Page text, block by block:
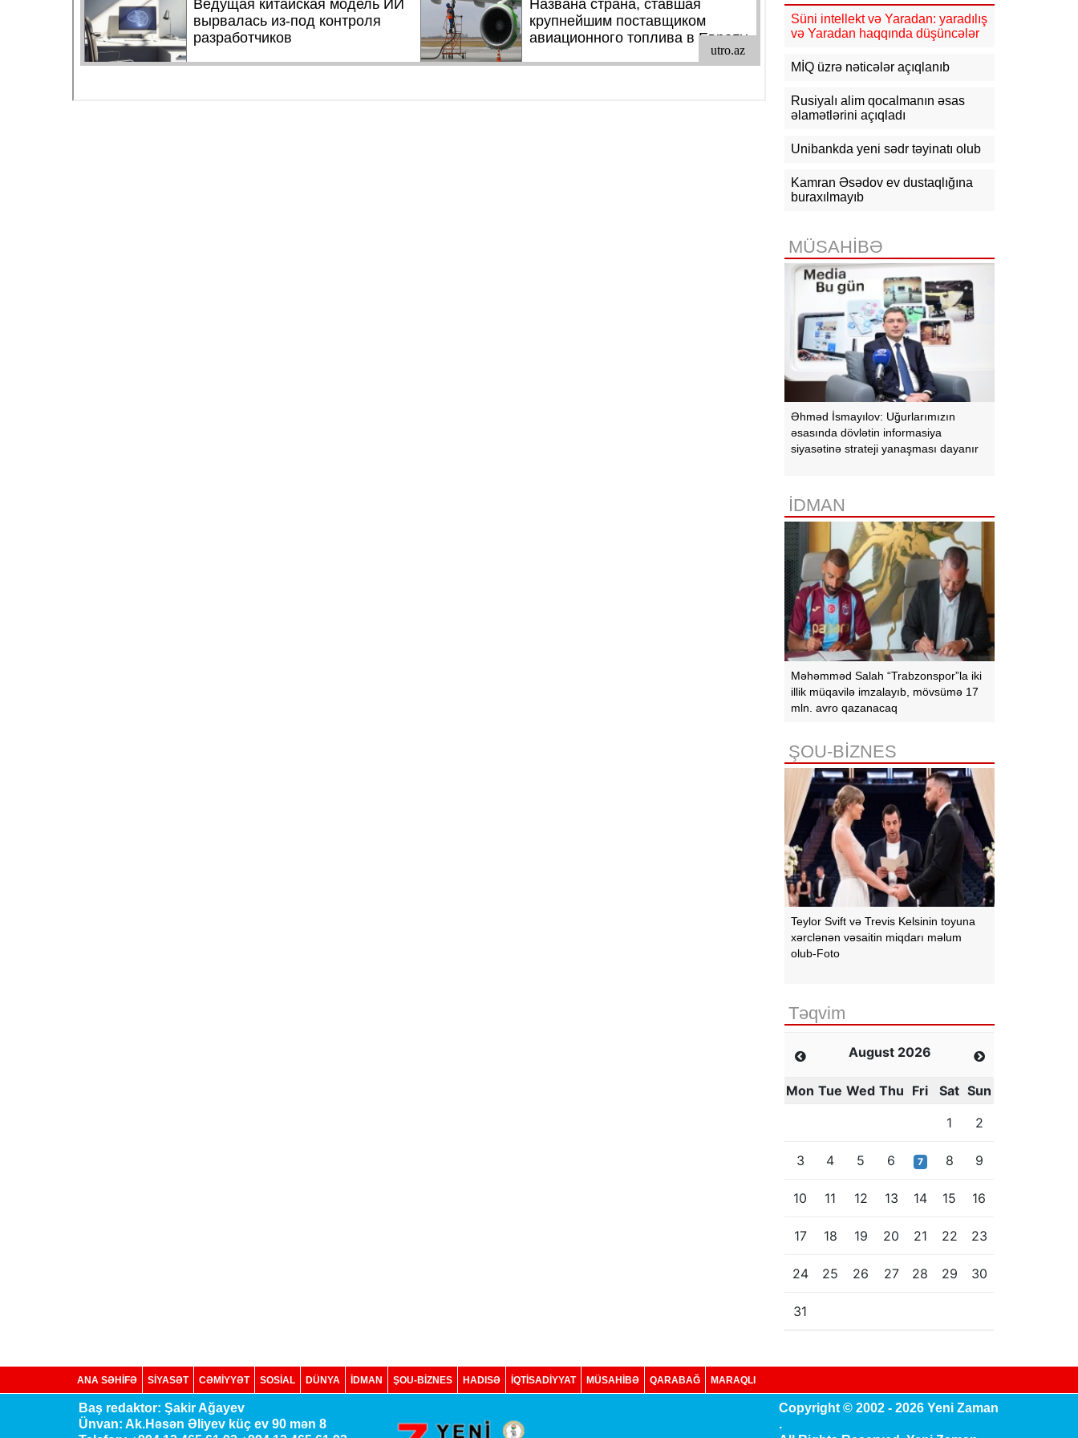
güclənəcək -XƏBƏRDARLIQ
16:10 Jurnalistika ixtisası üzrə
açıqlanıb
15:50 Ədliyyə naziri Lerik rayonunda
vətəndaşları qəbul edib
15:24
Bakının mərkəzində 3
obyektdə və evdə yanğın
zəhərlənib
14:50 Türkiyə, Səudiyyə Ərəbistanı
və Pakistan Məkkə Sazişini
imzalayıb: Üzvlərdən birinə hücum
hamısına hücum sayılacaq
Süni intellekt və Yaradan: yaradılış
və Yaradan haqqında düşüncələr
MİQ üzrə nəticələr açıqlanıb
Rusiyalı alim qocalmanın əsas
əlamətlərini açıqladı
Unibankda yeni sədr təyinatı olub
Kamran Əsədov ev dustaqlığına
buraxılmayıb
MÜSAHİBƏ
Əhməd İsmayılov: Uğurlarımızın
əsasında dövlətin informasiya
siyasətinə strateji yanaşması dayanır
İDMAN
Məhəmməd Salah “Trabzonspor”la iki
illik müqavilə imzalayıb, mövsümə 17
mln. avro qazanacaq
ŞOU-BİZNES
Teylor Svift və Trevis Kelsinin toyuna
xərclənən vəsaitin miqdarı məlum
olub-Foto
Təqvim
August 2026
Mon Tue Wed Thu Fri Sat Sun
1
2
3 4 5 6 7 8 9
10 11 12 13 14 15 16
17 18 19 20 21 22 23
24 25 26 27 28 29 30
31
ANA SƏHİFƏ SİYASƏT CƏMİYYƏT SOSIAL DÜNYA İDMAN ŞOU-BİZNES HADISƏ İQTISADIYYAT MÜSAHİBƏ QARABAĞ MARAQLI
Baş redaktor: Şakir Ağayev
Ünvan: Ak.Həsən Əliyev küç ev 90 mən 8
Copyright © 2002 - 2026 Yeni Zaman
.